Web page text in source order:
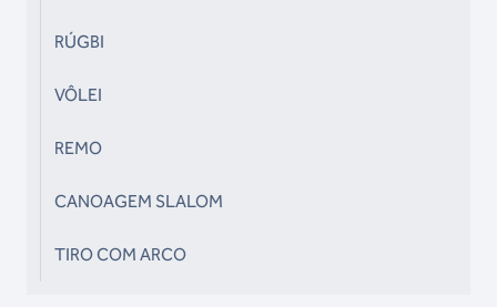
RÚGBI
VÔLEI
REMO
CANOAGEM SLALOM
TIRO COM ARCO